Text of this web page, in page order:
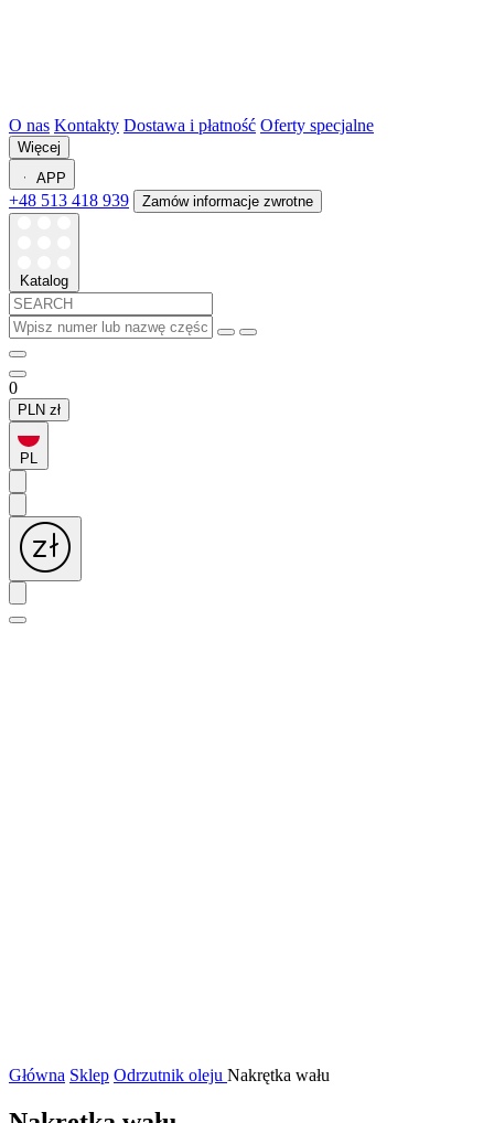
O nas Kontakty Dostawa i płatność Oferty specjalne
Więcej
APP
+48 513 418 939 Zamów informacje zwrotne
Katalog
0
PLN zł
PL
Główna Sklep Odrzutnik oleju Nakrętka wału